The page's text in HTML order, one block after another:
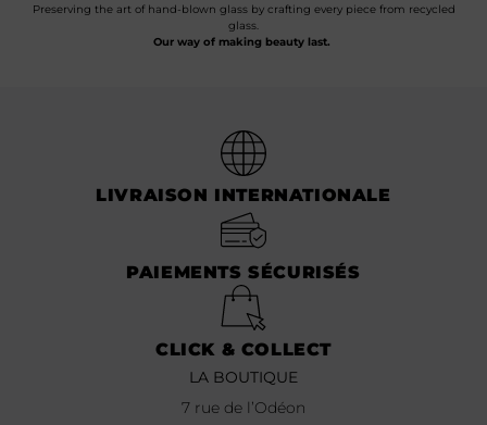
Preserving the art of hand-blown glass by crafting every piece from recycled
glass.
Our way of making beauty last.
LIVRAISON INTERNATIONALE
PAIEMENTS SÉCURISÉS
CLICK & COLLECT
LA BOUTIQUE
7 rue de l’Odéon